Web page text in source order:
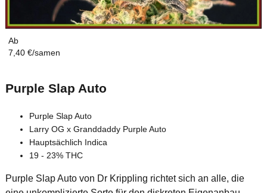
Ab
7,40 €/samen
Purple Slap Auto
Purple Slap Auto
Larry OG x Granddaddy Purple Auto
Hauptsächlich Indica
19 - 23% THC
Purple Slap Auto von Dr Krippling richtet sich an alle, die